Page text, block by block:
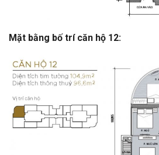
Mặt bằng bố trí căn hộ 12: